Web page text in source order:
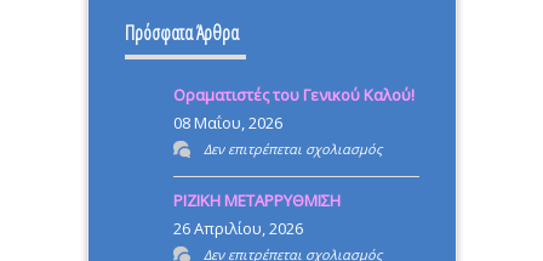
Πρόσφατα Άρθρα
Οραματιστές του Γενικού Καλού!
08 Μαΐου, 2026
Δεν επιτρέπεται σχολιασμόςστο
Οραματιστές
ΡΙΖΙΚΗ ΜΕΤΑΡΡΥΘΜΙΣΗ
26 Απριλίου, 2026
Δεν επιτρέπεται σχολιασμόςστο